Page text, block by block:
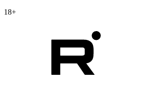
18+